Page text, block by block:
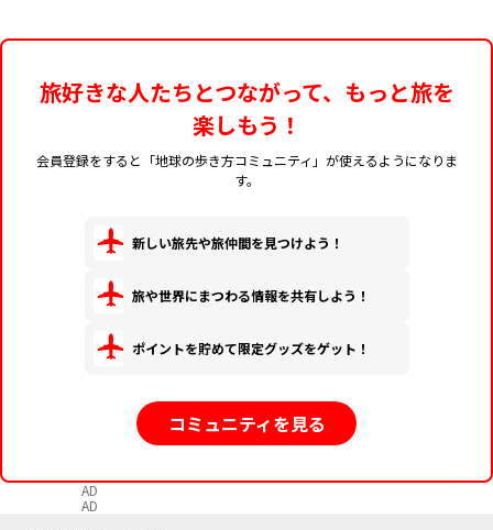
旅好きな人たちとつながって、もっと旅を
楽しもう！
会員登録をすると「地球の歩き方コミュニティ」が使えるようになりま
す。
新しい旅先や旅仲間を見つけよう！
旅や世界にまつわる情報を共有しよう！
ポイントを貯めて限定グッズをゲット！
コミュニティを見る
AD
AD